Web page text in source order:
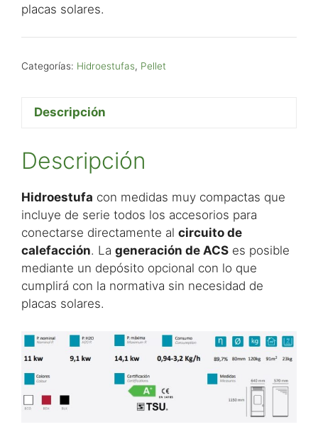
placas solares.
Categorías: Hidroestufas, Pellet
Descripción
Descripción
Hidroestufa con medidas muy compactas que
incluye de serie todos los accesorios para
conectarse directamente al circuito de
calefacción. La generación de ACS es posible
mediante un depósito opcional con lo que
cumplirá con la normativa sin necesidad de
placas solares.